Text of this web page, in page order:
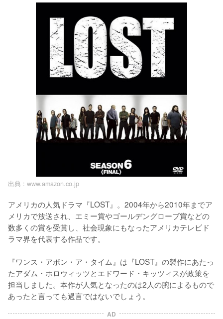
出典 : www.amazon.co.jp
アメリカの人気ドラマ『LOST』。2004年から2010年までア
メリカで放送され、エミー賞やゴールデングローブ賞などの
数多くの賞を受賞し、社会現象にもなったアメリカテレビド
ラマ界を代表する作品です。
『ワンス・アポン・ア・タイム』は『LOST』の製作にあたっ
たアダム・ホロウィッツとエドワード・キッツィスが政策を
担当しました。本作が人気となったのは2人の腕によるもので
AD